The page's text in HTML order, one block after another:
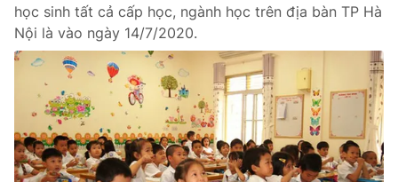
học sinh tất cả cấp học, ngành học trên địa bàn TP Hà
Nội là vào ngày 14/7/2020.